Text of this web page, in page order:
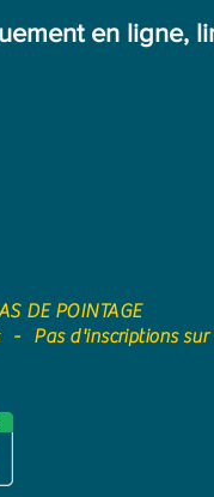
en ligne,
DE POINTAGE
- Pas d'inscriptions sur